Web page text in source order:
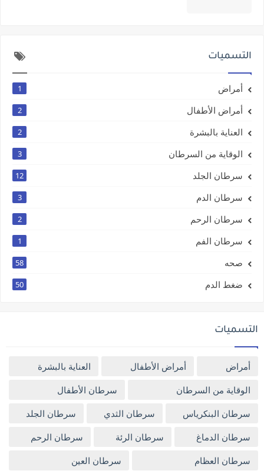
التسميات
أمراض 1
أمراض الأطفال 2
العناية بالبشرة 2
الوقاية من السرطان 3
سرطان الجلد 12
سرطان الدم 3
سرطان الرحم 2
سرطان الفم 1
صحه 58
ضغط الدم 50
التسميات
أمراض أمراض الأطفال
العناية بالبشرة
الوقاية من السرطان
سرطان الأطفال
سرطان البنكرياس
سرطان الثدي
سرطان الجلد
سرطان الدماغ
سرطان الرئة
سرطان الرحم
سرطان العظام
سرطان العين